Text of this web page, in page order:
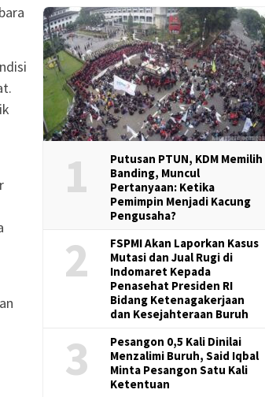
1
Putusan PTUN, KDM Memilih
Banding, Muncul
Pertanyaan: Ketika
Pemimpin Menjadi Kacung
Pengusaha?
2
FSPMI Akan Laporkan Kasus
Mutasi dan Jual Rugi di
Indomaret Kepada
Penasehat Presiden RI
Bidang Ketenagakerjaan
dan Kesejahteraan Buruh
3
Pesangon 0,5 Kali Dinilai
Menzalimi Buruh, Said Iqbal
Minta Pesangon Satu Kali
Ketentuan